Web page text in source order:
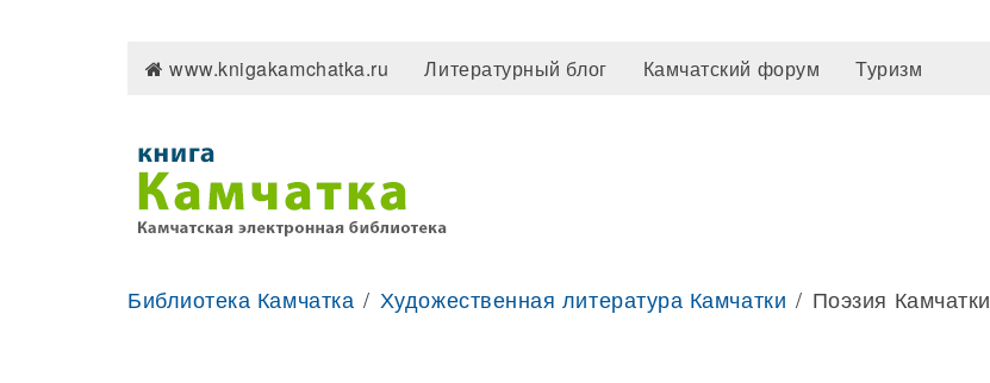
www.knigakamchatka.ru Литературный блог Камчатский форум Туризм
Библиотека Камчатка Художественная литература Камчатки Поэзия Камчатки